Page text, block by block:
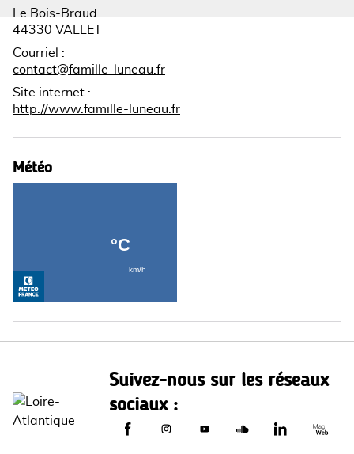
Le Bois-Braud
44330 VALLET
Courriel
:
contact@famille-luneau.fr
Site internet :
http://www.famille-luneau.fr
Météo
Suivez-nous sur les réseaux
sociaux :